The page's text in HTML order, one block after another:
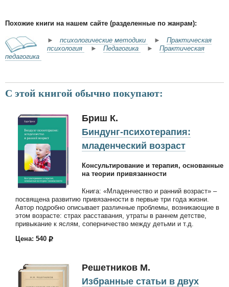
Похожие книги на нашем сайте (разделенные по жанрам):
► психологические методики ► Практическая
психология
► Педагогика ► Практическая
педагогика
С этой книгой обычно покупают:
Бриш К.
Биндунг-психотерапия:
младенческий возраст
Консультирование и терапия, осно­ванные
на теории привязанности
Книга: «Младенчество и ранний возраст» –
посвящена развитию привязанности в первые три года жизни.
Автор подробно описывает различные проблемы, возникающие в
этом возрасте: страх расставания, утраты в раннем детстве,
привыкание к яслям, соперничество между детьми и т.д.
Цена: 540
Решетников М.
Избранные статьи в двух